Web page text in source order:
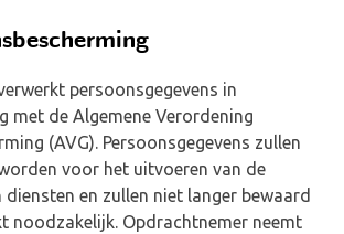
persoonsgegevens in
met de Algemene Verordening
(AVG). Persoonsgegevens zullen
voor het uitvoeren van de
diensten en zullen niet langer bewaard
noodzakelijk. Opdrachtnemer neemt